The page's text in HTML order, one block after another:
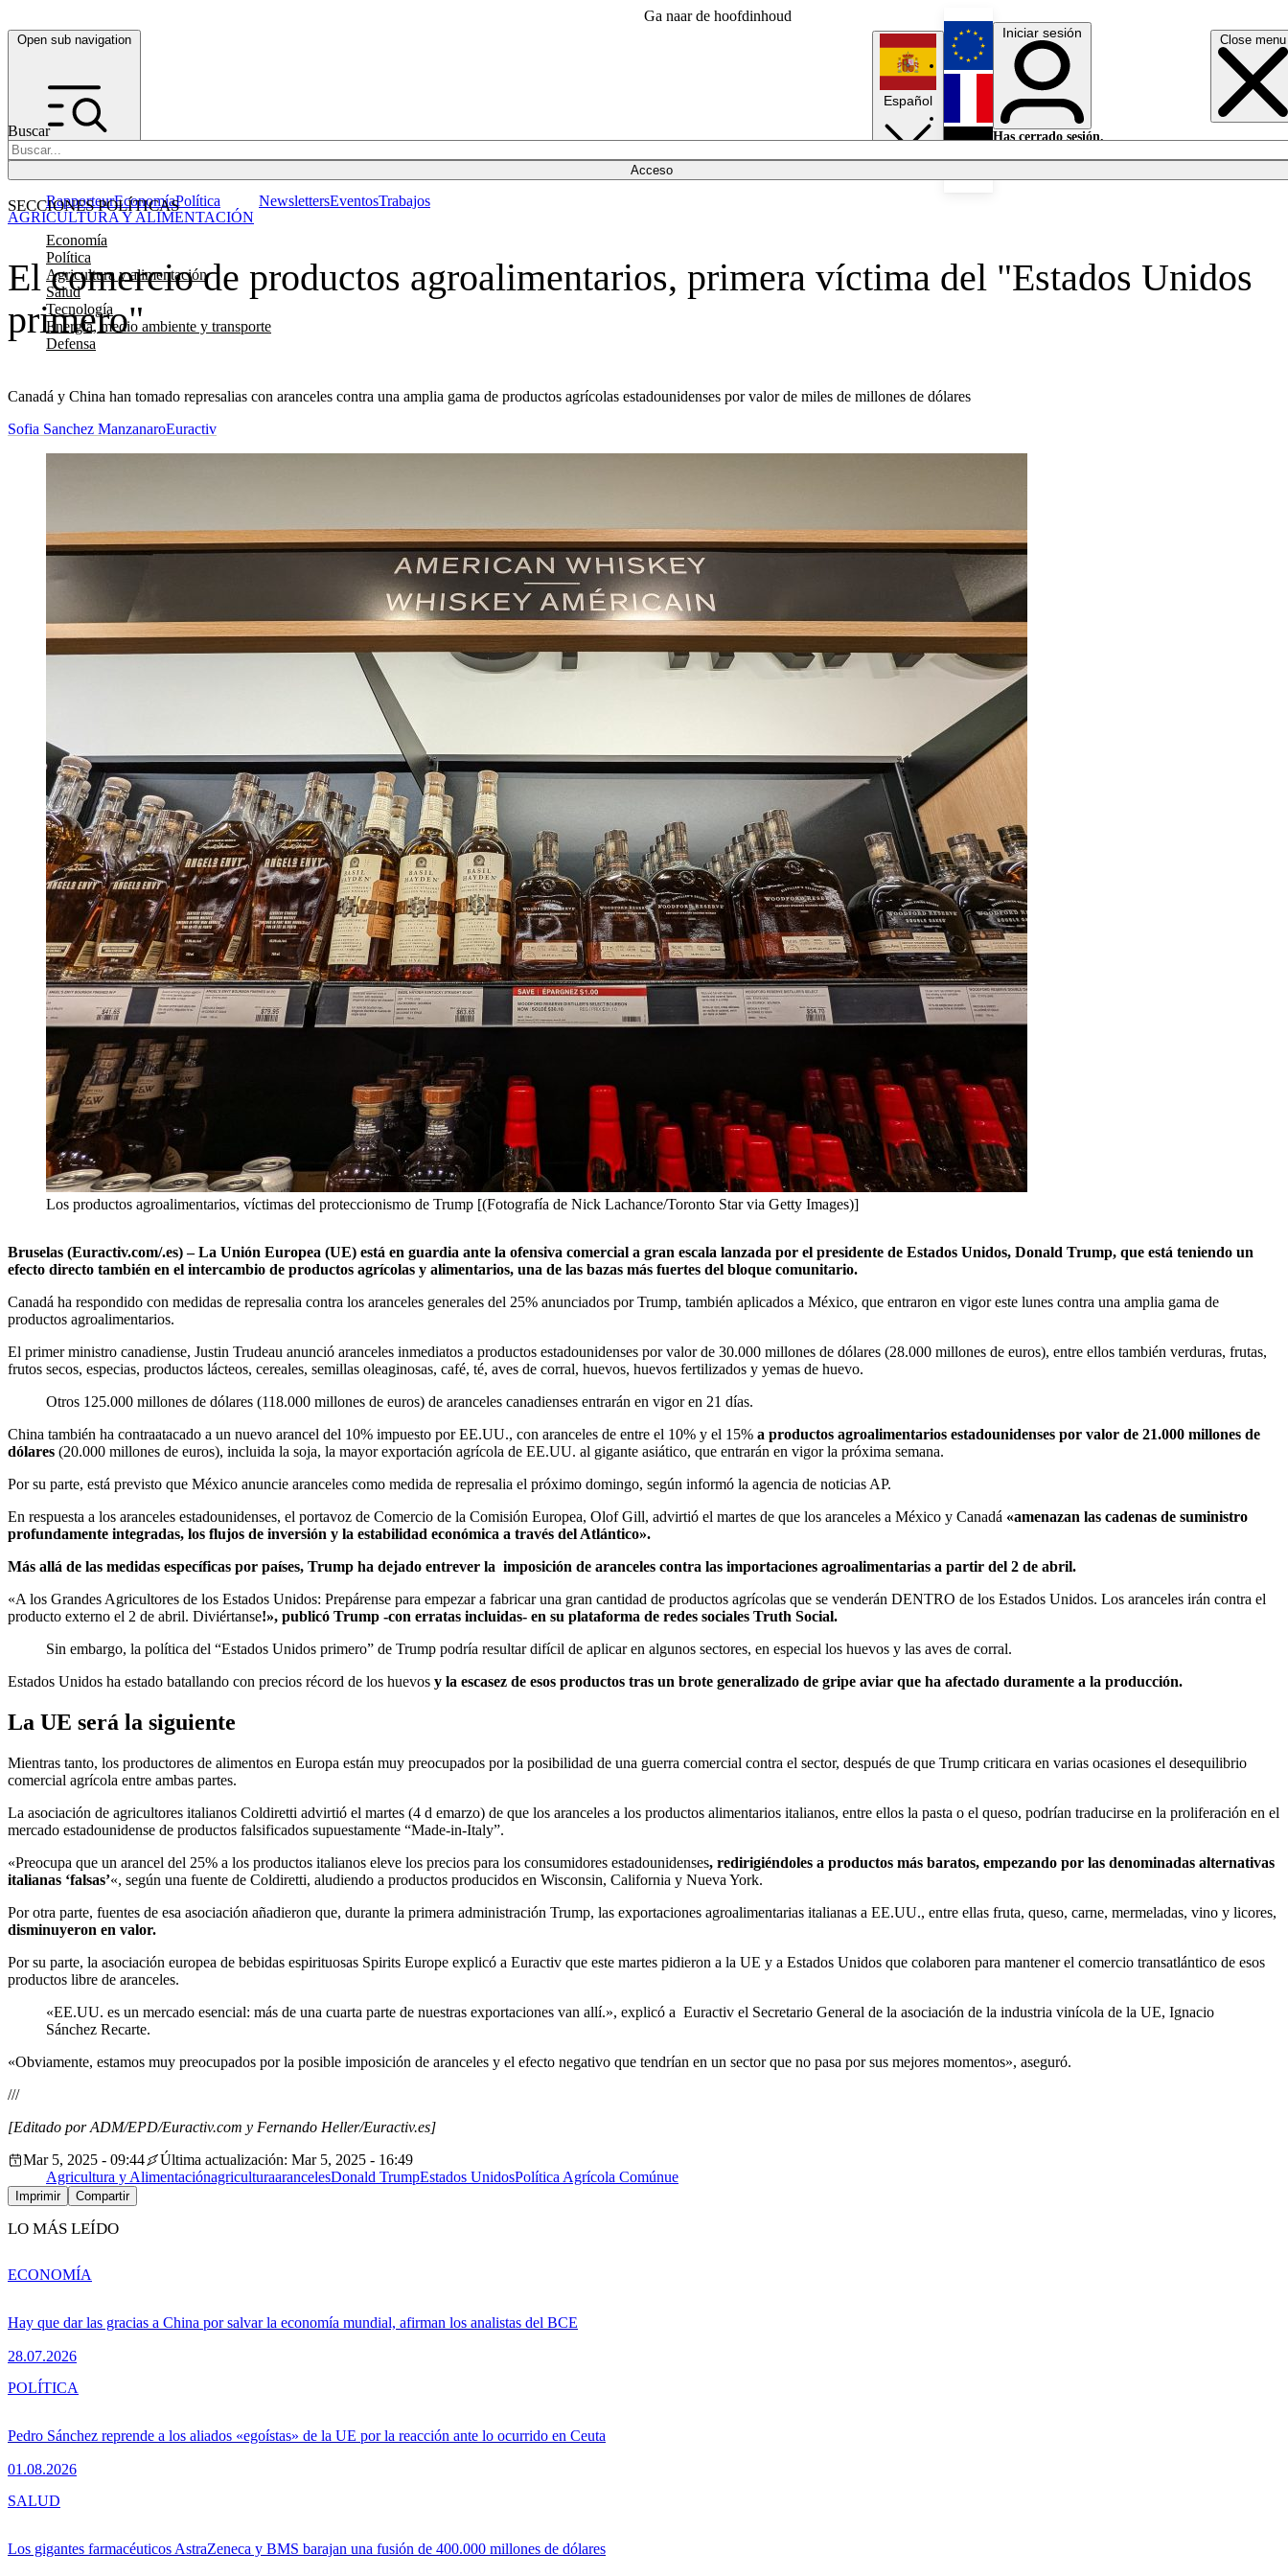
Ga naar de hoofdinhoud
Open sub navigation Close menu
Buscar
Acceso
SECCIONES POLÍTICAS
Economía
Política
Agricultura y alimentación
Salud
Tecnología
Energía, medio ambiente y transporte
Defensa
RapporteurEconomíaPolítica NewslettersEventosTrabajos
Español
English
Français
Iniciar sesión
Has cerrado sesión.
El comercio de productos agroalimentarios, primera víctima del "Estados Unidos
primero"
Canadá y China han tomado represalias con aranceles contra una amplia gama de productos agrícolas estadounidenses por valor de miles de millones de dólares
AGRICULTURA Y ALIMENTACIÓN
Sofia Sanchez ManzanaroEuractiv
Los productos agroalimentarios, víctimas del proteccionismo de Trump [(Fotografía de Nick Lachance/Toronto Star via Getty Images)]
Bruselas (Euractiv.com/.es) – La Unión Europea (UE) está en guardia ante la ofensiva comercial a gran escala lanzada por el presidente de Estados Unidos, Donald Trump, que está teniendo un
efecto directo también en el intercambio de productos agrícolas y alimentarios, una de las bazas más fuertes del bloque comunitario.
Canadá ha respondido con medidas de represalia contra los aranceles generales del 25% anunciados por Trump, también aplicados a México, que entraron en vigor este lunes contra una amplia gama de
productos agroalimentarios.
El primer ministro canadiense, Justin Trudeau anunció aranceles inmediatos a productos estadounidenses por valor de 30.000 millones de dólares (28.000 millones de euros), entre ellos también verduras, frutas,
frutos secos, especias, productos lácteos, cereales, semillas oleaginosas, café, té, aves de corral, huevos, huevos fertilizados y yemas de huevo.
Otros 125.000 millones de dólares (118.000 millones de euros) de aranceles canadienses entrarán en vigor en 21 días.
China también ha contraatacado a un nuevo arancel del 10% impuesto por EE.UU., con aranceles de entre el 10% y el 15% a productos agroalimentarios estadounidenses por valor de 21.000 millones de
dólares (20.000 millones de euros), incluida la soja, la mayor exportación agrícola de EE.UU. al gigante asiático, que entrarán en vigor la próxima semana.
Por su parte, está previsto que México anuncie aranceles como medida de represalia el próximo domingo, según informó la agencia de noticias AP.
En respuesta a los aranceles estadounidenses, el portavoz de Comercio de la Comisión Europea, Olof Gill, advirtió el martes de que los aranceles a México y Canadá «amenazan las cadenas de suministro
profundamente integradas, los flujos de inversión y la estabilidad económica a través del Atlántico».
Más allá de las medidas específicas por países, Trump ha dejado entrever la imposición de aranceles contra las importaciones agroalimentarias a partir del 2 de abril.
«A los Grandes Agricultores de los Estados Unidos: Prepárense para empezar a fabricar una gran cantidad de productos agrícolas que se venderán DENTRO de los Estados Unidos. Los aranceles irán contra el
producto externo el 2 de abril. Diviértanse!», publicó Trump -con erratas incluidas- en su plataforma de redes sociales Truth Social.
Sin embargo, la política del “Estados Unidos primero” de Trump podría resultar difícil de aplicar en algunos sectores, en especial los huevos y las aves de corral.
Estados Unidos ha estado batallando con precios récord de los huevos y la escasez de esos productos tras un brote generalizado de gripe aviar que ha afectado duramente a la producción.
La UE será la siguiente
Mientras tanto, los productores de alimentos en Europa están muy preocupados por la posibilidad de una guerra comercial contra el sector, después de que Trump criticara en varias ocasiones el desequilibrio
comercial agrícola entre ambas partes.
La asociación de agricultores italianos Coldiretti advirtió el martes (4 d emarzo) de que los aranceles a los productos alimentarios italianos, entre ellos la pasta o el queso, podrían traducirse en la proliferación en el
mercado estadounidense de productos falsificados supuestamente “Made-in-Italy”.
«Preocupa que un arancel del 25% a los productos italianos eleve los precios para los consumidores estadounidenses, redirigiéndoles a productos más baratos, empezando por las denominadas alternativas
italianas ‘falsas’«, según una fuente de Coldiretti, aludiendo a productos producidos en Wisconsin, California y Nueva York.
Por otra parte, fuentes de esa asociación añadieron que, durante la primera administración Trump, las exportaciones agroalimentarias italianas a EE.UU., entre ellas fruta, queso, carne, mermeladas, vino y licores,
disminuyeron en valor.
Por su parte, la asociación europea de bebidas espirituosas Spirits Europe explicó a Euractiv que este martes pidieron a la UE y a Estados Unidos que colaboren para mantener el comercio transatlántico de esos
productos libre de aranceles.
«EE.UU. es un mercado esencial: más de una cuarta parte de nuestras exportaciones van allí.», explicó a Euractiv el Secretario General de la asociación de la industria vinícola de la UE, Ignacio
Sánchez Recarte.
«Obviamente, estamos muy preocupados por la posible imposición de aranceles y el efecto negativo que tendrían en un sector que no pasa por sus mejores momentos», aseguró.
///
[Editado por ADM/EPD/Euractiv.com y Fernando Heller/Euractiv.es]
Mar 5, 2025 - 09:44
Última actualización: Mar 5, 2025 - 16:49
Agricultura y AlimentaciónagriculturaarancelesDonald TrumpEstados UnidosPolítica Agrícola Comúnue
Imprimir Compartir
LO MÁS LEÍDO
Hay que dar las gracias a China por salvar la economía mundial, afirman los analistas del BCE
28.07.2026
ECONOMÍA
Pedro Sánchez reprende a los aliados «egoístas» de la UE por la reacción ante lo ocurrido en Ceuta
01.08.2026
POLÍTICA
Los gigantes farmacéuticos AstraZeneca y BMS barajan una fusión de 400.000 millones de dólares
SALUD